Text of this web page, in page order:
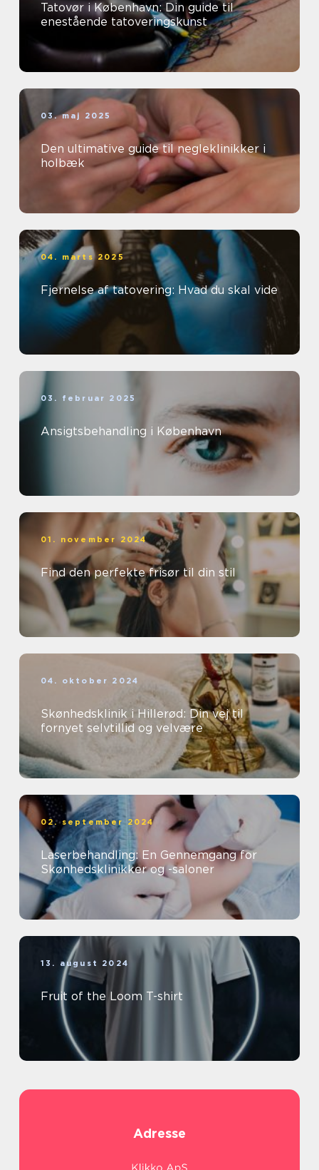
Tatovør i København: Din guide til
enestående tatoveringskunst
03. maj 2025
Den ultimative guide til negleklinikker i
holbæk
04. marts 2025
Fjernelse af tatovering: Hvad du skal vide
03. februar 2025
Ansigtsbehandling i København
01. november 2024
Find den perfekte frisør til din stil
04. oktober 2024
Skønhedsklinik i Hillerød: Din vej til
fornyet selvtillid og velvære
02. september 2024
Laserbehandling: En Gennemgang for
Skønhedsklinikker og -saloner
13. august 2024
Fruit of the Loom T-shirt
Adresse